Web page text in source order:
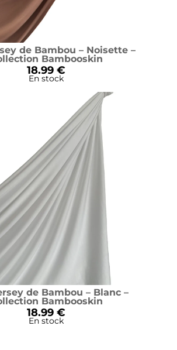
de Bambou – Noisette –
Bambooskin
18.99 €
En stock
de Bambou – Blanc –
Bambooskin
18.99 €
En stock